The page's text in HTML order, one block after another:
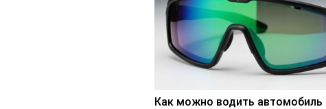
Как можно водить автомобиль